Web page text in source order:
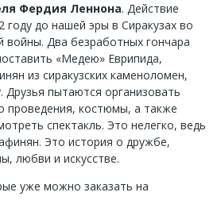
Фердия Леннона. Действие
году до нашей эры в Сиракузах во
войны. Два безработных гончара
«Медею» Еврипида,
из сиракузских каменоломен,
Друзья пытаются организовать
проведения, костюмы, а также
спектакль. Это нелегко, ведь
Это история о дружбе,
любви и искусстве.
уже можно заказать на